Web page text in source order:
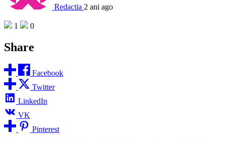
Redactia 2 ani ago
1 0
Share
Facebook
Twitter
LinkedIn
VK
Pinterest